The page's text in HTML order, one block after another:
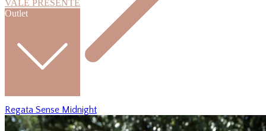
VALE PRESENTE
Outlet
Regata Sense Midnight